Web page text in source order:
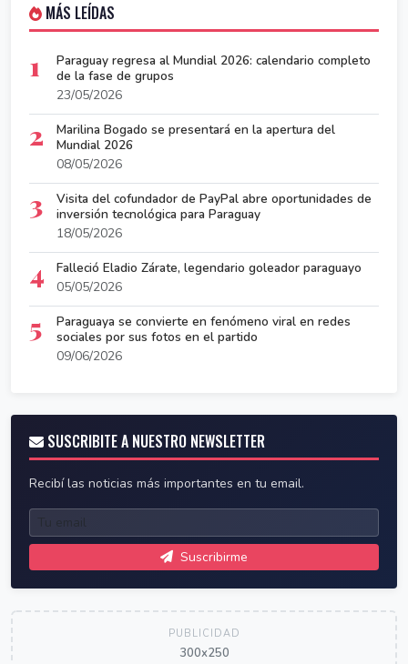
MÁS LEÍDAS
1
Paraguay regresa al Mundial 2026: calendario completo
de la fase de grupos
23/05/2026
2
Marilina Bogado se presentará en la apertura del
Mundial 2026
08/05/2026
3
Visita del cofundador de PayPal abre oportunidades de
inversión tecnológica para Paraguay
18/05/2026
4
Falleció Eladio Zárate, legendario goleador paraguayo
05/05/2026
5
Paraguaya se convierte en fenómeno viral en redes
sociales por sus fotos en el partido
09/06/2026
SUSCRIBITE A NUESTRO NEWSLETTER
Recibí las noticias más importantes en tu email.
Suscribirme
PUBLICIDAD
300x250